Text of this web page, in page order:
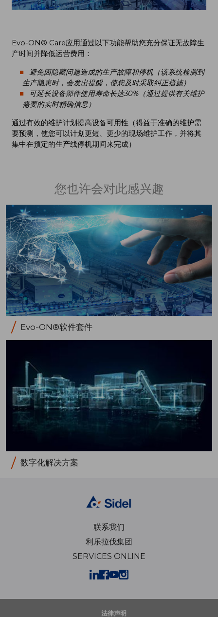
Evo-ON® Care应用通过以下功能帮助您充分保证无故障生
产时间并降低运营费用：
避免因隐藏问题造成的生产故障和停机（该系统检测到
生产隐患时，会发出提醒，使您及时采取纠正措施）
可延长设备部件使用寿命长达30%（通过提供有关维护
需要的实时精确信息）
通过有效的维护计划提高设备可用性（得益于准确的维护需
要预测，使您可以计划更短、更少的现场维护工作，并将其
集中在预定的生产线停机期间来完成）
您也许会对此感兴趣
Evo-ON®软件套件
数字化解决方案
联系我们
利乐拉伐集团
SERVICES ONLINE
法律声明